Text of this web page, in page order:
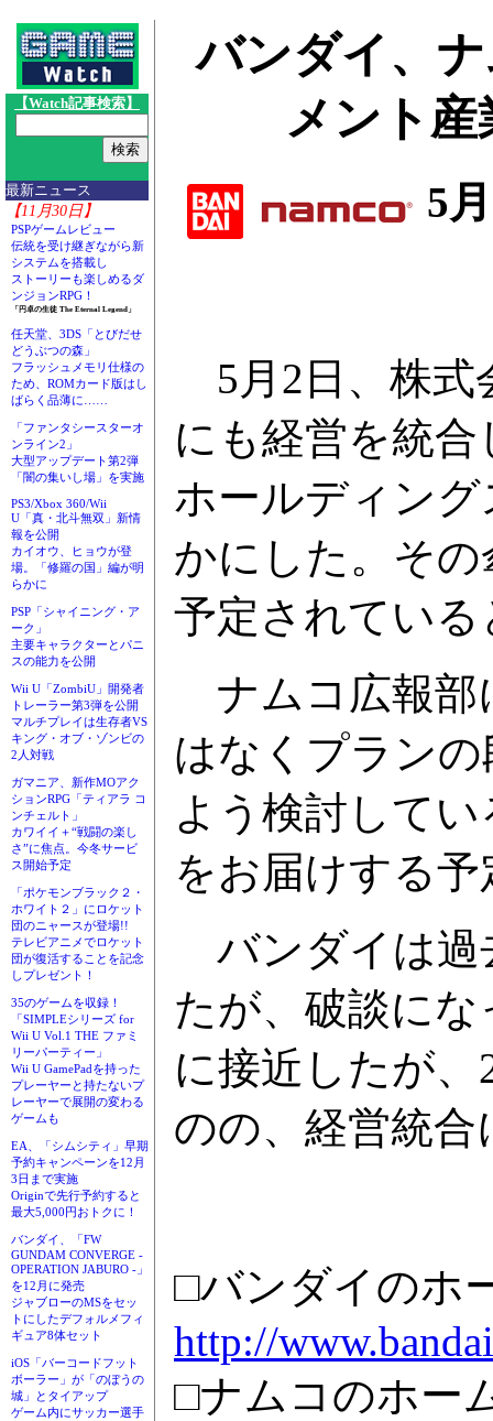
【Watch記事検索】
最新ニュース
【11月30日】
PSPゲームレビュー
伝統を受け継ぎながら新
システムを搭載し
ストーリーも楽しめるダ
ンジョンRPG！
「円卓の生徒 The Eternal Legend」
任天堂、3DS「とびだせ
どうぶつの森」
フラッシュメモリ仕様の
ため、ROMカード版はし
ばらく品薄に……
「ファンタシースターオ
ンライン2」
大型アップデート第2弾
「闇の集いし場」を実施
PS3/Xbox 360/Wii
U「真・北斗無双」新情
報を公開
カイオウ、ヒョウが登
場。「修羅の国」編が明
らかに
PSP「シャイニング・ア
ーク」
主要キャラクターとパニ
スの能力を公開
Wii U「ZombiU」開発者
トレーラー第3弾を公開
マルチプレイは生存者VS
キング・オブ・ゾンビの
2人対戦
ガマニア、新作MOアク
ションRPG「ティアラ コ
ンチェルト」
カワイイ＋“戦闘の楽し
さ”に焦点。今冬サービ
ス開始予定
「ポケモンブラック２・
ホワイト２」にロケット
団のニャースが登場!!
テレビアニメでロケット
団が復活することを記念
しプレゼント！
35のゲームを収録！
「SIMPLEシリーズ for
Wii U Vol.1 THE ファミ
リーパーティー」
Wii U GamePadを持った
プレーヤーと持たないプ
レーヤーで展開の変わる
ゲームも
EA、「シムシティ」早期
予約キャンペーンを12月
3日まで実施
Originで先行予約すると
最大5,000円おトクに！
バンダイ、「FW
GUNDAM CONVERGE -
OPERATION JABURO -」
を12月に発売
ジャブローのMSをセッ
トにしたデフォルメフィ
ギュア8体セット
iOS「バーコードフット
ボーラー」が「のぼうの
城」とタイアップ
ゲーム内にサッカー選手
バンダイ、
メント産
5
5月2日、株式
にも経営を統
ホールディン
かにした。そ
予定されている
ナムコ広報部
はなくプラン
よう検討して
をお届けする予
バンダイは過
たが、破談に
に接近したが、
のの、経営統
□バンダイのホ
http://
□ナムコのホー